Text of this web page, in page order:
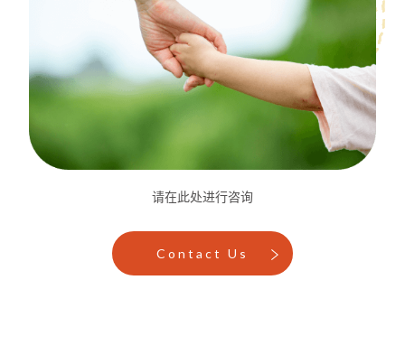
请在此处进行咨询
Contact Us